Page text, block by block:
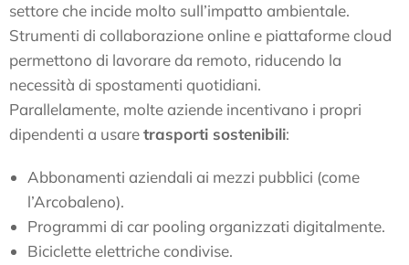
settore che incide molto sull’impatto ambientale.
Strumenti di collaborazione online e piattaforme cloud
permettono di lavorare da remoto, riducendo la
necessità di spostamenti quotidiani.
Parallelamente, molte aziende incentivano i propri
dipendenti a usaretrasporti sostenibili:
Abbonamenti aziendali ai mezzi pubblici (come
l’Arcobaleno).
Programmi di car pooling organizzati digitalmente.
Biciclette elettriche condivise.